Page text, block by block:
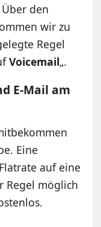
den
wir zu
Regel
Voicemail„.
E-Mail am
Eine
auf eine
Regel möglich